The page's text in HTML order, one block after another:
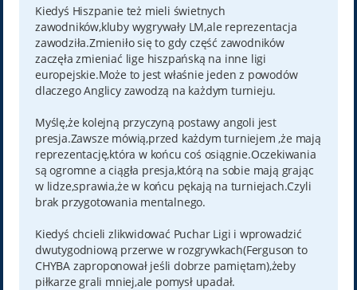
t
Kiedyś Hiszpanie też mieli świetnych
zawodników,kluby wygrywały LM,ale reprezentacja
zawodziła.Zmieniło się to gdy część zawodników
zaczęła zmieniać lige hiszpańską na inne ligi
europejskie.Może to jest właśnie jeden z powodów
dlaczego Anglicy zawodzą na każdym turnieju.
Myślę,że kolejną przyczyną postawy angoli jest
presja.Zawsze mówią,przed każdym turniejem ,że mają
reprezentację,która w końcu coś osiągnie.Oczekiwania
są ogromne a ciągła presja,którą na sobie mają grając
w lidze,sprawia,że w końcu pękają na turniejach.Czyli
brak przygotowania mentalnego.
Kiedyś chcieli zlikwidować Puchar Ligi i wprowadzić
dwutygodniową przerwe w rozgrywkach(Ferguson to
CHYBA zaproponował jeśli dobrze pamiętam),żeby
piłkarze grali mniej,ale pomysł upadał.